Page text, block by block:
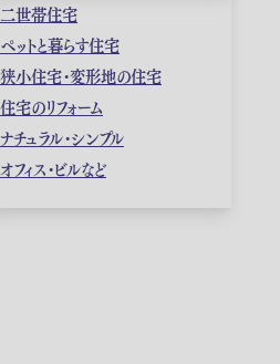
二世帯住宅
ペットと暮らす住宅
狭小住宅・変形地の住宅
住宅のリフォーム
ナチュラル・シンプル
オフィス・ビルなど